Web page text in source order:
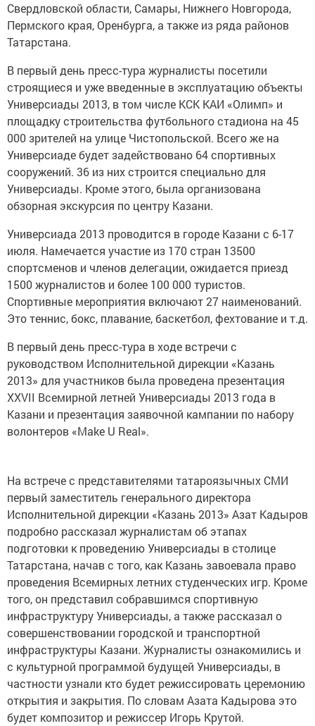
Свердловской области, Самары, Нижнего Новгорода,
Пермского края, Оренбурга, а также из ряда районов
Татарстана.
В первый день пресс-тура журналисты посетили
строящиеся и уже введенные в эксплуатацию объекты
Универсиады 2013, в том числе КСК КАИ «Олимп» и
площадку строительства футбольного стадиона на 45
000 зрителей на улице Чистопольской. Всего же на
Универсиаде будет задействовано 64 спортивных
сооружений. 36 из них строится специально для
Универсиады. Кроме этого, была организована
обзорная экскурсия по центру Казани.
Универсиада 2013 проводится в городе Казани с 6-17
июля. Намечается участие из 170 стран 13500
спортсменов и членов делегации, ожидается приезд
1500 журналистов и более 100 000 туристов.
Спортивные мероприятия включают 27 наименований.
Это теннис, бокс, плавание, баскетбол, фехтование и т.д.
В первый день пресс-тура в ходе встречи с
руководством Исполнительной дирекции «Казань
2013» для участников была проведена презентация
XXVII Всемирной летней Универсиады 2013 года в
Казани и презентация заявочной кампании по набору
волонтеров «Make U Real».
На встрече с представителями татароязычных СМИ
первый заместитель генерального директора
Исполнительной дирекции «Казань 2013» Азат Кадыров
подробно рассказал журналистам об этапах
подготовки к проведению Универсиады в столице
Татарстана, начав с того, как Казань завоевала право
проведения Всемирных летних студенческих игр. Кроме
того, он представил собравшимся спортивную
инфраструктуру Универсиады, а также рассказал о
совершенствовании городской и транспортной
инфраструктуры Казани. Журналисты ознакомились и
с культурной программой будущей Универсиады, в
частности узнали кто будет режиссировать церемонию
открытия и закрытия. По словам Азата Кадырова это
будет композитор и режиссер Игорь Крутой.